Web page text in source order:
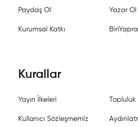
Paydaş Ol Yazar Ol
Kurumsal Katkı
Kurallar
Yayın İlkeleri Topluluk
Kullanıcı Sözleşmemiz